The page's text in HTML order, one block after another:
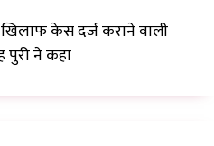
केस दर्ज कराने वाली
पुरी ने कहा